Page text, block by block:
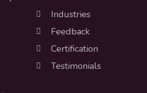
Industries
Feedback
Certification
Testimonials